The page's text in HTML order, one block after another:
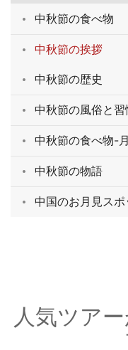
中秋節の食べ物
中秋節の挨拶
中秋節の歴史
中秋節の風俗と習
中秋節の食べ物-
中秋節の物語
中国のお月見スポ
人気ツア